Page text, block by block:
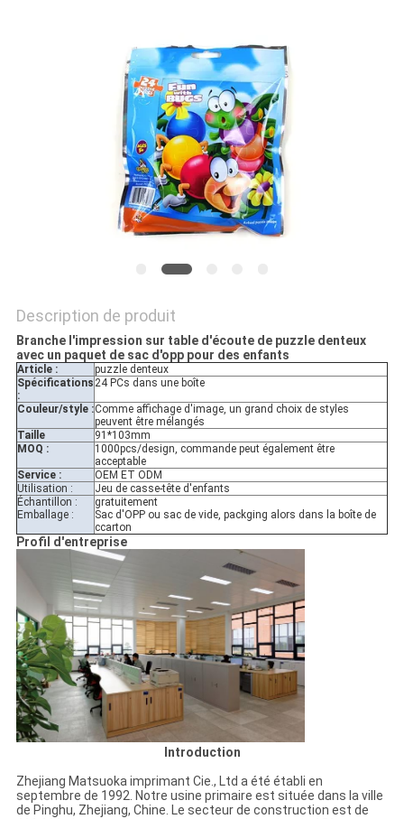
Description de produit
Branche l'impression sur table d'écoute de puzzle denteux
avec un paquet de sac d'opp pour des enfants
Article :
puzzle denteux
Spécifications
:
24 PCs dans une boîte
Couleur/style :Comme affichage d'image, un grand choix de styles
peuvent être mélangés
Taille
91*103mm
MOQ :
1000pcs/design, commande peut également être
acceptable
Service :
OEM ET ODM
Utilisation :
Jeu de casse-tête d'enfants
Échantillon :
Emballage :
gratuitement
Sac d'OPP ou sac de vide, packging alors dans la boîte de
ccarton
Profil d'entreprise
Introduction
Zhejiang Matsuoka imprimant Cie., Ltd a été établi en
septembre de 1992. Notre usine primaire est située dans la ville
de Pinghu, Zhejiang, Chine. Le secteur de construction est de